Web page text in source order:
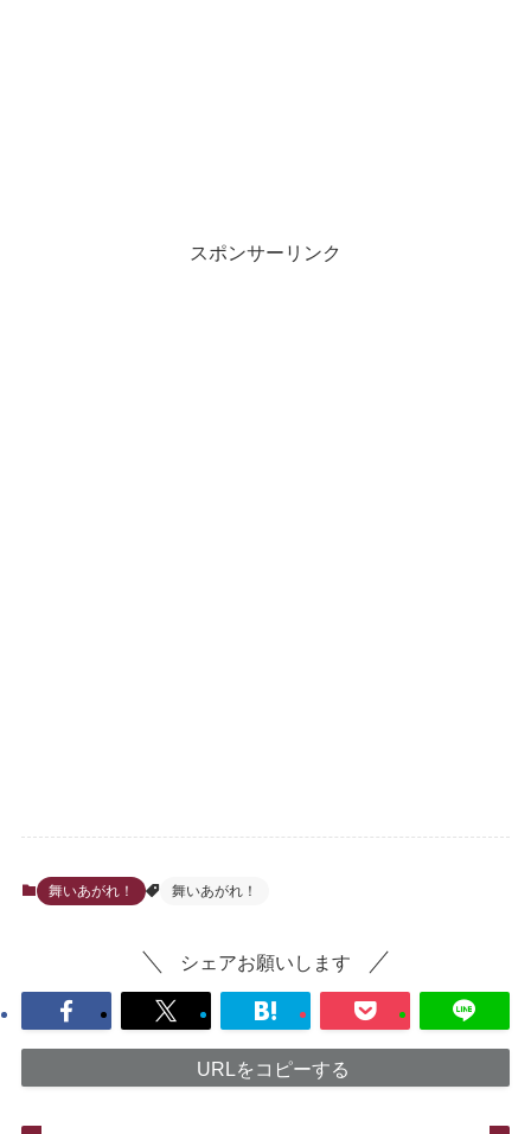
スポンサーリンク
舞いあがれ！ 舞いあがれ！
シェアお願いします
URLをコピーする